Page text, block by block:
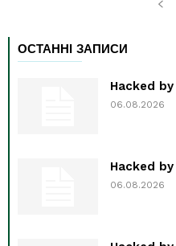
ОСТАННІ ЗАПИСИ
Hacked
06.08.2026
Hacked
06.08.2026